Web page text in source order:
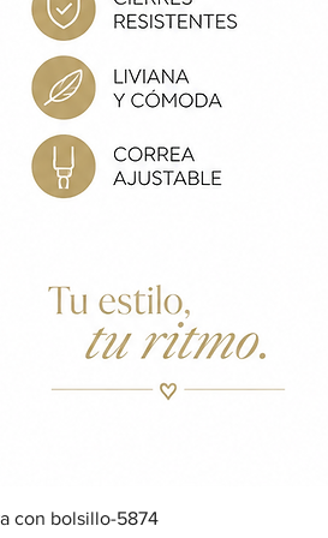
con bolsillo-5874